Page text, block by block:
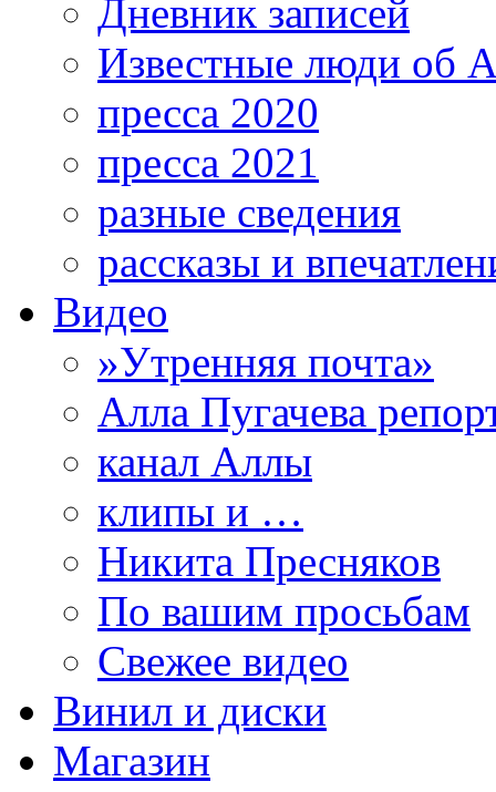
Дневник записей
Известные люди об
пресса 2020
пресса 2021
разные сведения
рассказы и
Видео
»Утренняя почта»
Алла Пугачева
канал Аллы
клипы и …
Никита Пресняков
По вашим просьбам
Свежее видео
Винил и диски
Магазин